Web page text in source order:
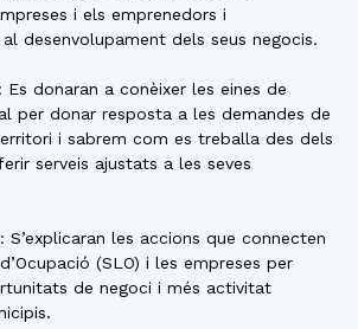
i els emprenedors i
desenvolupament dels seus negocis.
Es donaran a conèixer les eines de
per donar resposta a les demandes de
i sabrem com es treballa des dels
serveis ajustats a les seves
: S’explicaran les accions que connecten
(SLO) i les empreses per
de negoci i més activitat